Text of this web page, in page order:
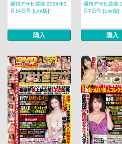
週刊アサヒ芸能 2024年3
月14日号 [Lite版]
購入
週刊アサヒ芸能
月7日号 [Lite版]
購入